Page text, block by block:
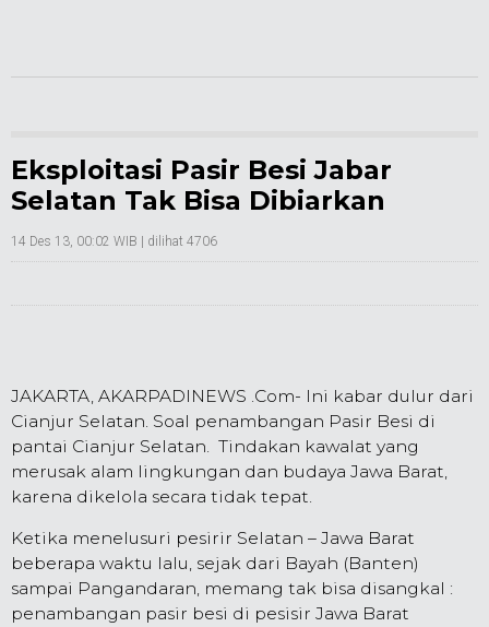
Eksploitasi Pasir Besi Jabar
Selatan Tak Bisa Dibiarkan
14 Des 13, 00:02 WIB | dilihat 4706
JAKARTA, AKARPADINEWS .Com- Ini kabar dulur dari
Cianjur Selatan. Soal penambangan Pasir Besi di
pantai Cianjur Selatan. Tindakan kawalat yang
merusak alam lingkungan dan budaya Jawa Barat,
karena dikelola secara tidak tepat.
Ketika menelusuri pesirir Selatan – Jawa Barat
beberapa waktu lalu, sejak dari Bayah (Banten)
sampai Pangandaran, memang tak bisa disangkal :
penambangan pasir besi di pesisir Jawa Barat